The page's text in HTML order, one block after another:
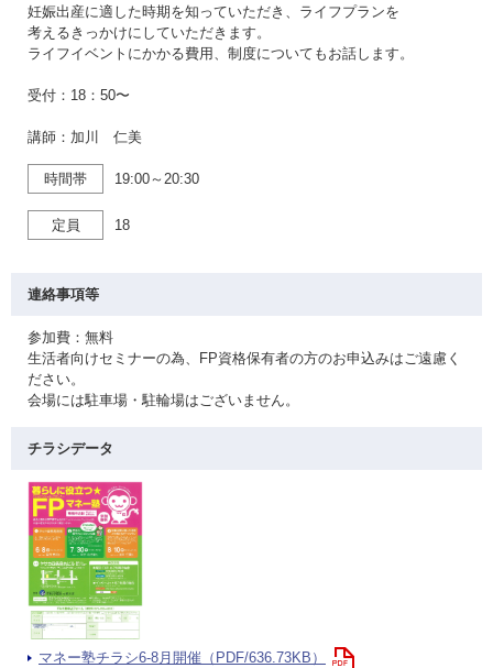
妊娠出産に適した時期を知っていただき、ライフプランを
考えるきっかけにしていただきます。
ライフイベントにかかる費用、制度についてもお話します。
受付：18：50〜
講師：加川 仁美
時間帯 19:00～20:30
定員 18
連絡事項等
参加費：無料
生活者向けセミナーの為、FP資格保有者の方のお申込みはご遠慮く
ださい。
会場には駐車場・駐輪場はございません。
チラシデータ
マネー塾チラシ6-8月開催（PDF/636.73KB）